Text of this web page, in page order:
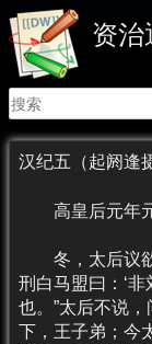
资治
汉纪五（起阏逢
高皇后元年元
冬，太后议欲
刑白马盟曰：‘
也。”太后不说
下，王子弟；今